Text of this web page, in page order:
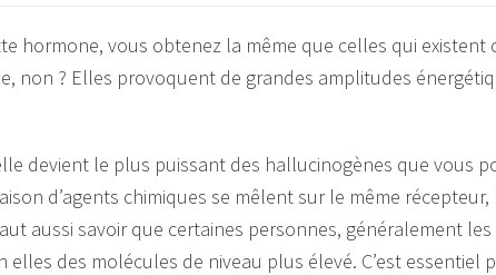
hormone, vous obtenez la même que celles qui existent
non ? Elles provoquent de grandes amplitudes
devient le plus puissant des hallucinogènes que vous
d’agents chimiques se mêlent sur le même récepteur,
aussi savoir que certaines personnes, généralement les
des molécules de niveau plus élevé. C’est essentiel